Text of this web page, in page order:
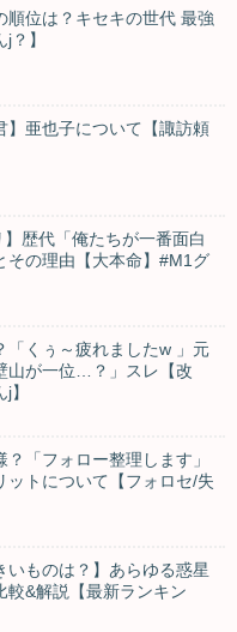
順位は？キセキの世代 最強
？】
】亜也子について【諏訪頼
】歴代「俺たちが一番面白
その理由【大本命】#M1グ
「くぅ～疲れましたw 」元
山が一位…？」スレ【改
】
？「フォロー整理します」
ットについて【フォロセ/失
いものは？】あらゆる惑星
較&解説【最新ランキン